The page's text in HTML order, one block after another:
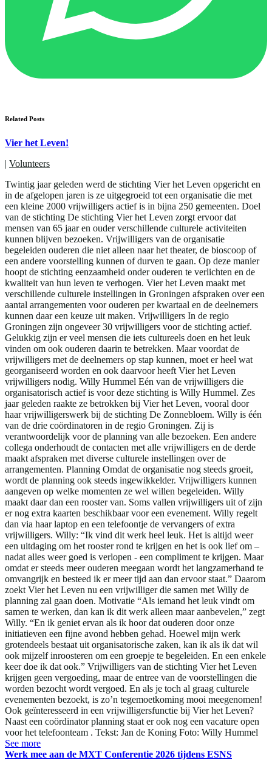
Related Posts
Vier het Leven!
| Volunteers
Twintig jaar geleden werd de stichting Vier het Leven opgericht en
in de afgelopen jaren is ze uitgegroeid tot een organisatie die met
een kleine 2000 vrijwilligers actief is in bijna 250 gemeenten. Doel
van de stichting De stichting Vier het Leven zorgt ervoor dat
mensen van 65 jaar en ouder verschillende culturele activiteiten
kunnen blijven bezoeken. Vrijwilligers van de organisatie
begeleiden ouderen die niet alleen naar het theater, de bioscoop of
een andere voorstelling kunnen of durven te gaan. Op deze manier
hoopt de stichting eenzaamheid onder ouderen te verlichten en de
kwaliteit van hun leven te verhogen. Vier het Leven maakt met
verschillende culturele instellingen in Groningen afspraken over een
aantal arrangementen voor ouderen per kwartaal en de deelnemers
kunnen daar een keuze uit maken. Vrijwilligers In de regio
Groningen zijn ongeveer 30 vrijwilligers voor de stichting actief.
Gelukkig zijn er veel mensen die iets cultureels doen en het leuk
vinden om ook ouderen daarin te betrekken. Maar voordat de
vrijwilligers met de deelnemers op stap kunnen, moet er heel wat
georganiseerd worden en ook daarvoor heeft Vier het Leven
vrijwilligers nodig. Willy Hummel Eén van de vrijwilligers die
organisatorisch actief is voor deze stichting is Willy Hummel. Zes
jaar geleden raakte ze betrokken bij Vier het Leven, vooral door
haar vrijwilligerswerk bij de stichting De Zonnebloem. Willy is één
van de drie coördinatoren in de regio Groningen. Zij is
verantwoordelijk voor de planning van alle bezoeken. Een andere
collega onderhoudt de contacten met alle vrijwilligers en de derde
maakt afspraken met diverse culturele instellingen over de
arrangementen. Planning Omdat de organisatie nog steeds groeit,
wordt de planning ook steeds ingewikkelder. Vrijwilligers kunnen
aangeven op welke momenten ze wel willen begeleiden. Willy
maakt daar dan een rooster van. Soms vallen vrijwilligers uit of zijn
er nog extra kaarten beschikbaar voor een evenement. Willy regelt
dan via haar laptop en een telefoontje de vervangers of extra
vrijwilligers. Willy: “Ik vind dit werk heel leuk. Het is altijd weer
een uitdaging om het rooster rond te krijgen en het is ook lief om –
nadat alles weer goed is verlopen - een compliment te krijgen. Maar
omdat er steeds meer ouderen meegaan wordt het langzamerhand te
omvangrijk en besteed ik er meer tijd aan dan ervoor staat.” Daarom
zoekt Vier het Leven nu een vrijwilliger die samen met Willy de
planning zal gaan doen. Motivatie “Als iemand het leuk vindt om
samen te werken, dan kan ik dit werk alleen maar aanbevelen,” zegt
Willy. “En ik geniet ervan als ik hoor dat ouderen door onze
initiatieven een fijne avond hebben gehad. Hoewel mijn werk
grotendeels bestaat uit organisatorische zaken, kan ik als ik dat wil
ook mijzelf inroosteren om een groepje te begeleiden. En een enkele
keer doe ik dat ook.” Vrijwilligers van de stichting Vier het Leven
krijgen geen vergoeding, maar de entree van de voorstellingen die
worden bezocht wordt vergoed. En als je toch al graag culturele
evenementen bezoekt, is zo’n tegemoetkoming mooi meegenomen!
Ook geïnteresseerd in een vrijwilligersfunctie bij Vier het Leven?
Naast een coördinator planning staat er ook nog een vacature open
voor het telefoonteam . Tekst: Jan de Koning Foto: Willy Hummel
See more
Werk mee aan de MXT Conferentie 2026 tijdens ESNS